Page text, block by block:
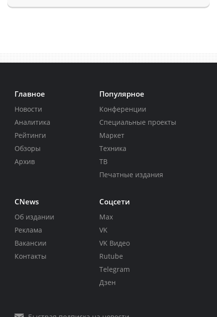
Главное
Новости
Аналитика
Рейтинги
Обзоры
Архив
Популярное
Конференции
Специальные проекты
Маркет
Техника
ТВ
Печатные издания
CNews
Об издании
Реклама
Вакансии
Контакты
Соцсети
Max
VK
VK Видео
Rutube
Telegram
Дзен